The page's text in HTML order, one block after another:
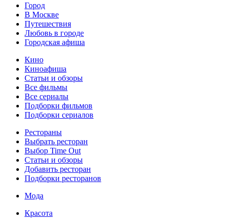
Город
В Москве
Путешествия
Любовь в городе
Городская афиша
Кино
Киноафиша
Статьи и обзоры
Все фильмы
Все сериалы
Подборки фильмов
Подборки сериалов
Рестораны
Выбрать ресторан
Выбор Time Out
Статьи и обзоры
Добавить ресторан
Подборки ресторанов
Мода
Красота